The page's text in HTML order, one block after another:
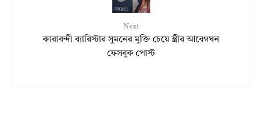
Next
কারাবন্দী ব্যারিস্টার সুমনের মুক্তি চেয়ে স্ত্রীর আবেগঘন
ফেসবুক পোস্ট